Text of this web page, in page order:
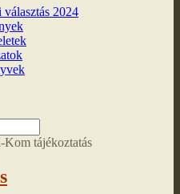
2024
Kom tájékoztatás